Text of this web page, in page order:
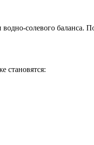
солевого баланса.
становятся: